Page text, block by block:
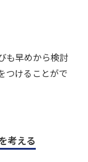
も早めから検討
つけることがで
考える